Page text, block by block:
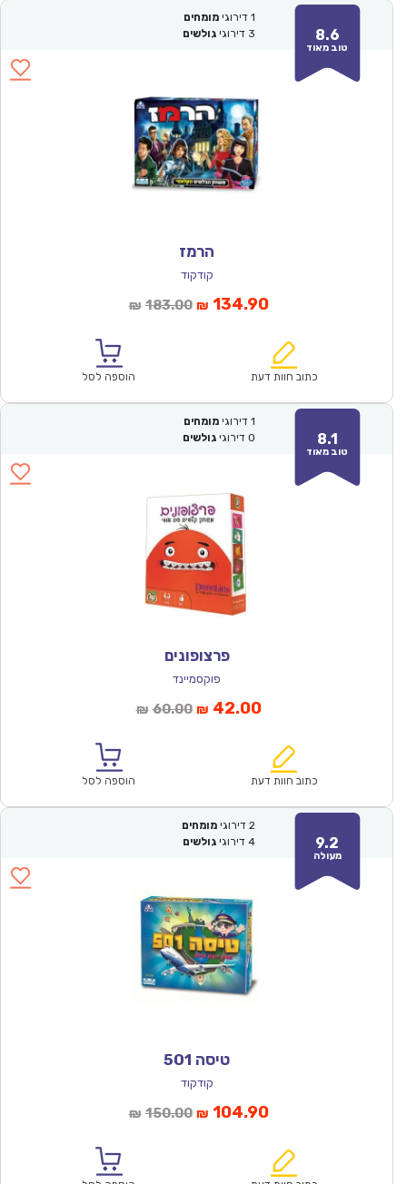
8.6
טוב מאוד
1 דירוגי מומחים
3 דירוגי גולשים
הרמז
קודקוד
₪ 183.00המחיר
₪183.00.
₪ 134.90המחיר
הוא:
כתוב חוות דעת הוספה לסל
8.1
טוב מאוד
1 דירוגי מומחים
0 דירוגי גולשים
פרצופונים
פוקסמיינד
₪ 60.00המחיר
₪60.00.
₪ 42.00המחיר
הוא:
כתוב חוות דעת הוספה לסל
9.2
מעולה
2 דירוגי מומחים
4 דירוגי גולשים
טיסה 501
קודקוד
₪ 150.00המחיר
₪ 104.90המחיר
הוא: